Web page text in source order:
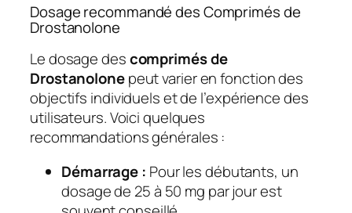
Dosage recommandé des Comprimés de
Drostanolone
Le dosage descomprimés de
Drostanolonepeut varier en fonction des
objectifs individuels et de l’expérience des
utilisateurs. Voici quelques
recommandations générales :
Démarrage : Pour les débutants, un
dosage de 25 à 50 mg par jour est